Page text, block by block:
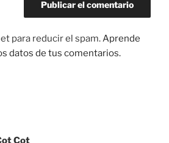
para reducir el spam.Aprende
datos de tus comentarios.
Cot